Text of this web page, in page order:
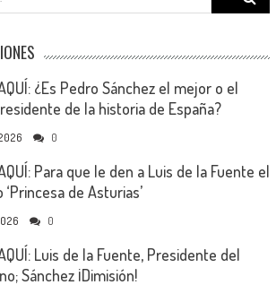
for:
¿Es Pedro Sánchez el mejor o el
de la historia de España?
0
Para que le den a Luis de la Fuente el
‘Princesa de Asturias’
0
Luis de la Fuente, Presidente del
Sánchez ¡Dimisión!